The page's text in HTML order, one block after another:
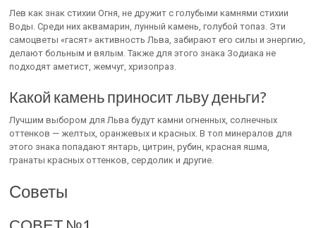
Лев как знак стихии Огня, не дружит с голубыми камнями стихии
Воды. Среди них аквамарин, лунный камень, голубой топаз. Эти
самоцветы «гасят» активность Льва, забирают его силы и энергию,
делают больным и вялым. Также для этого знака Зодиака не
подходят аметист, жемчуг, хризопраз.
Какой камень приносит льву деньги?
Лучшим выбором для Льва будут камни огненных, солнечных
оттенков — желтых, оранжевых и красных. В топ минералов для
этого знака попадают янтарь, цитрин, рубин, красная яшма,
гранаты красных оттенков, сердолик и другие.
Советы